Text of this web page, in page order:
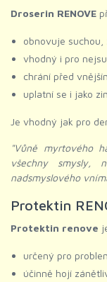
Droserin RENOVE
obnovuje
vhodný i pro
chrání před
uplatní se i jako
Je vhodný jak pro
"Vůně myrtového
všechny smysly,
nadsmyslového
Protektin
Protektin renove
určený pro
účinně hojí